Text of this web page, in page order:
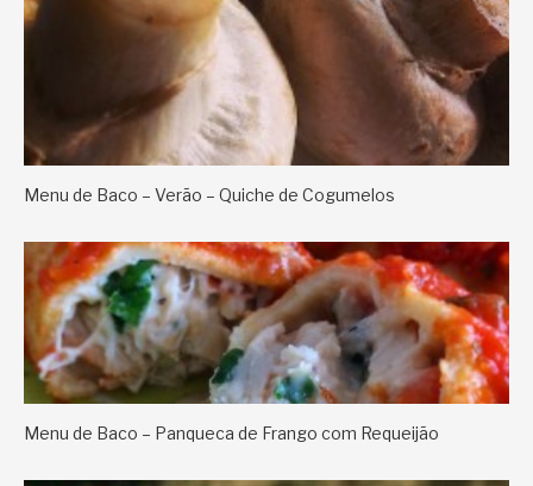
Menu de Baco – Verão – Quiche de Cogumelos
Menu de Baco – Panqueca de Frango com Requeijão